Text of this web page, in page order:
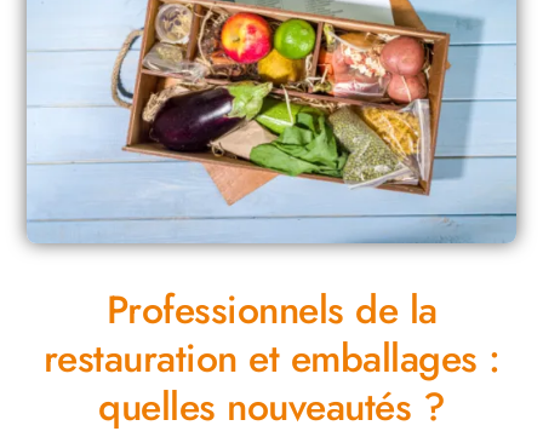
Professionnels de la
restauration et emballages :
quelles nouveautés ?